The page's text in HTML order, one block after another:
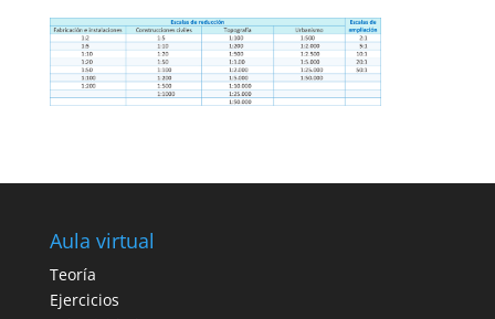
Aula virtual
Teoría
Ejercicios